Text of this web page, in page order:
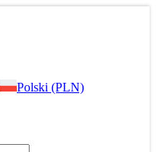
Polski (PLN)